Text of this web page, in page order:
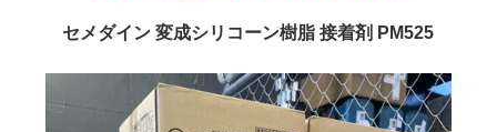
CVTケーブル(8)
VCTFケーブル(12)
同軸ケーブル(11)
セメダイン 変成シリコーン樹脂 接着剤 PM525